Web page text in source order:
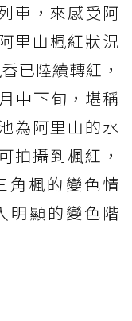
車，來感受阿
里山楓紅狀況
已陸續轉紅，
中下旬，堪稱
為阿里山的水
拍攝到楓紅，
角楓的變色情
明顯的變色階